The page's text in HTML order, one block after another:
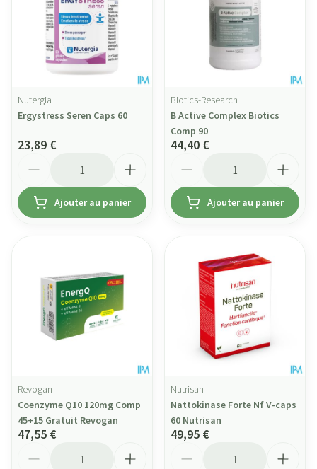
Nutergia
Ergystress Seren Caps 60
23,89 €
Ajouter au panier
Biotics-Research
B Active Complex Biotics
Comp 90
44,40 €
Ajouter au panier
Revogan
Coenzyme Q10 120mg Comp
45+15 Gratuit Revogan
47,55 €
Nutrisan
Nattokinase Forte Nf V-caps
60 Nutrisan
49,95 €